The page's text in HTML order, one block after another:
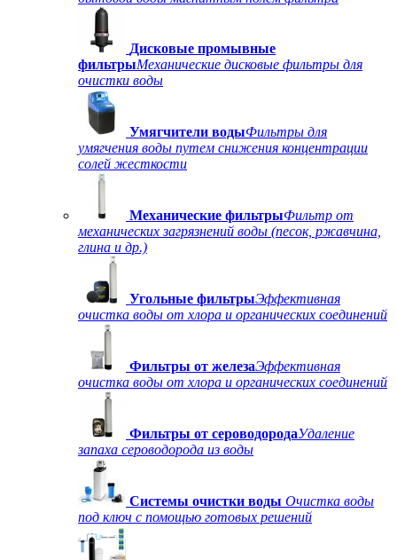
Дисковые промывные
фильтрыМеханические дисковые фильтры для
очистки воды
Умягчители водыФильтры для
умягчения воды путем снижения концентрации
солей жесткости
Механические фильтрыФильтр от
механических загрязнений воды (песок, ржавчина,
глина и др.)
Угольные фильтрыЭффективная
очистка воды от хлора и органических соединений
Фильтры от железаЭффективная
очистка воды от хлора и органических соединений
Фильтры от сероводородаУдаление
запаха сероводорода из воды
Системы очистки воды Очистка воды
под ключ с помощью готовых решений